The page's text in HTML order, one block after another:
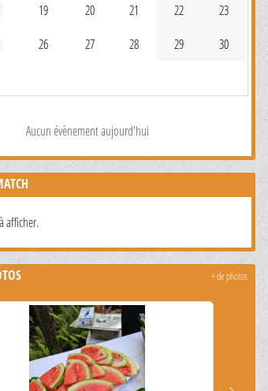
19 20 21 22 23
26 27 28 29 30
Aucun évènement aujourd'hui
afficher.
+ de photos